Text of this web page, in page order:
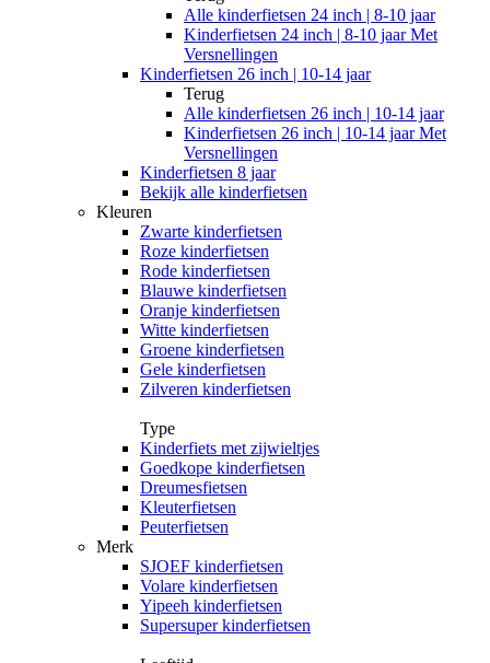
Alle kinderfietsen 24 inch | 8-10 jaar
Kinderfietsen 24 inch | 8-10 jaar Met
Versnellingen
Kinderfietsen 26 inch | 10-14 jaar
Terug
Alle kinderfietsen 26 inch | 10-14 jaar
Kinderfietsen 26 inch | 10-14 jaar Met
Versnellingen
Kinderfietsen 8 jaar
Bekijk alle kinderfietsen
Kleuren
Zwarte kinderfietsen
Roze kinderfietsen
Rode kinderfietsen
Blauwe kinderfietsen
Oranje kinderfietsen
Witte kinderfietsen
Groene kinderfietsen
Gele kinderfietsen
Zilveren kinderfietsen
Type
Kinderfiets met zijwieltjes
Goedkope kinderfietsen
Dreumesfietsen
Kleuterfietsen
Peuterfietsen
Merk
SJOEF kinderfietsen
Volare kinderfietsen
Yipeeh kinderfietsen
Supersuper kinderfietsen